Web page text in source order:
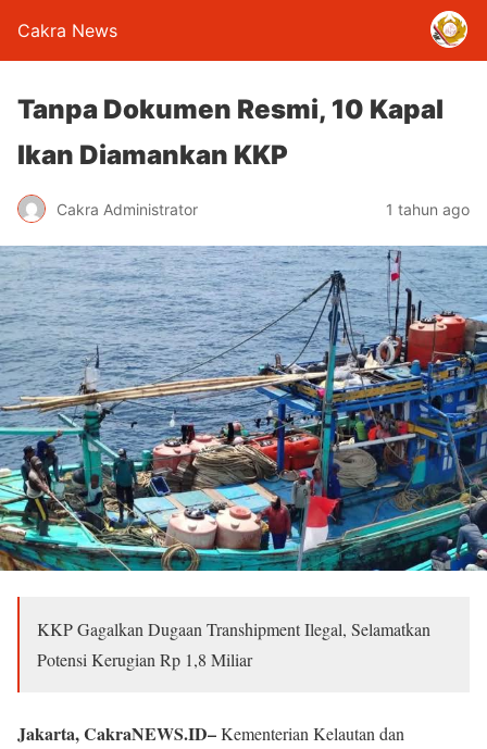
Cakra News
Tanpa Dokumen Resmi, 10 Kapal
Ikan Diamankan KKP
Cakra Administrator 1 tahun ago
KKP Gagalkan Dugaan Transhipment Ilegal, Selamatkan
Potensi Kerugian Rp 1,8 Miliar
Jakarta, CakraNEWS.ID–Kementerian Kelautan dan